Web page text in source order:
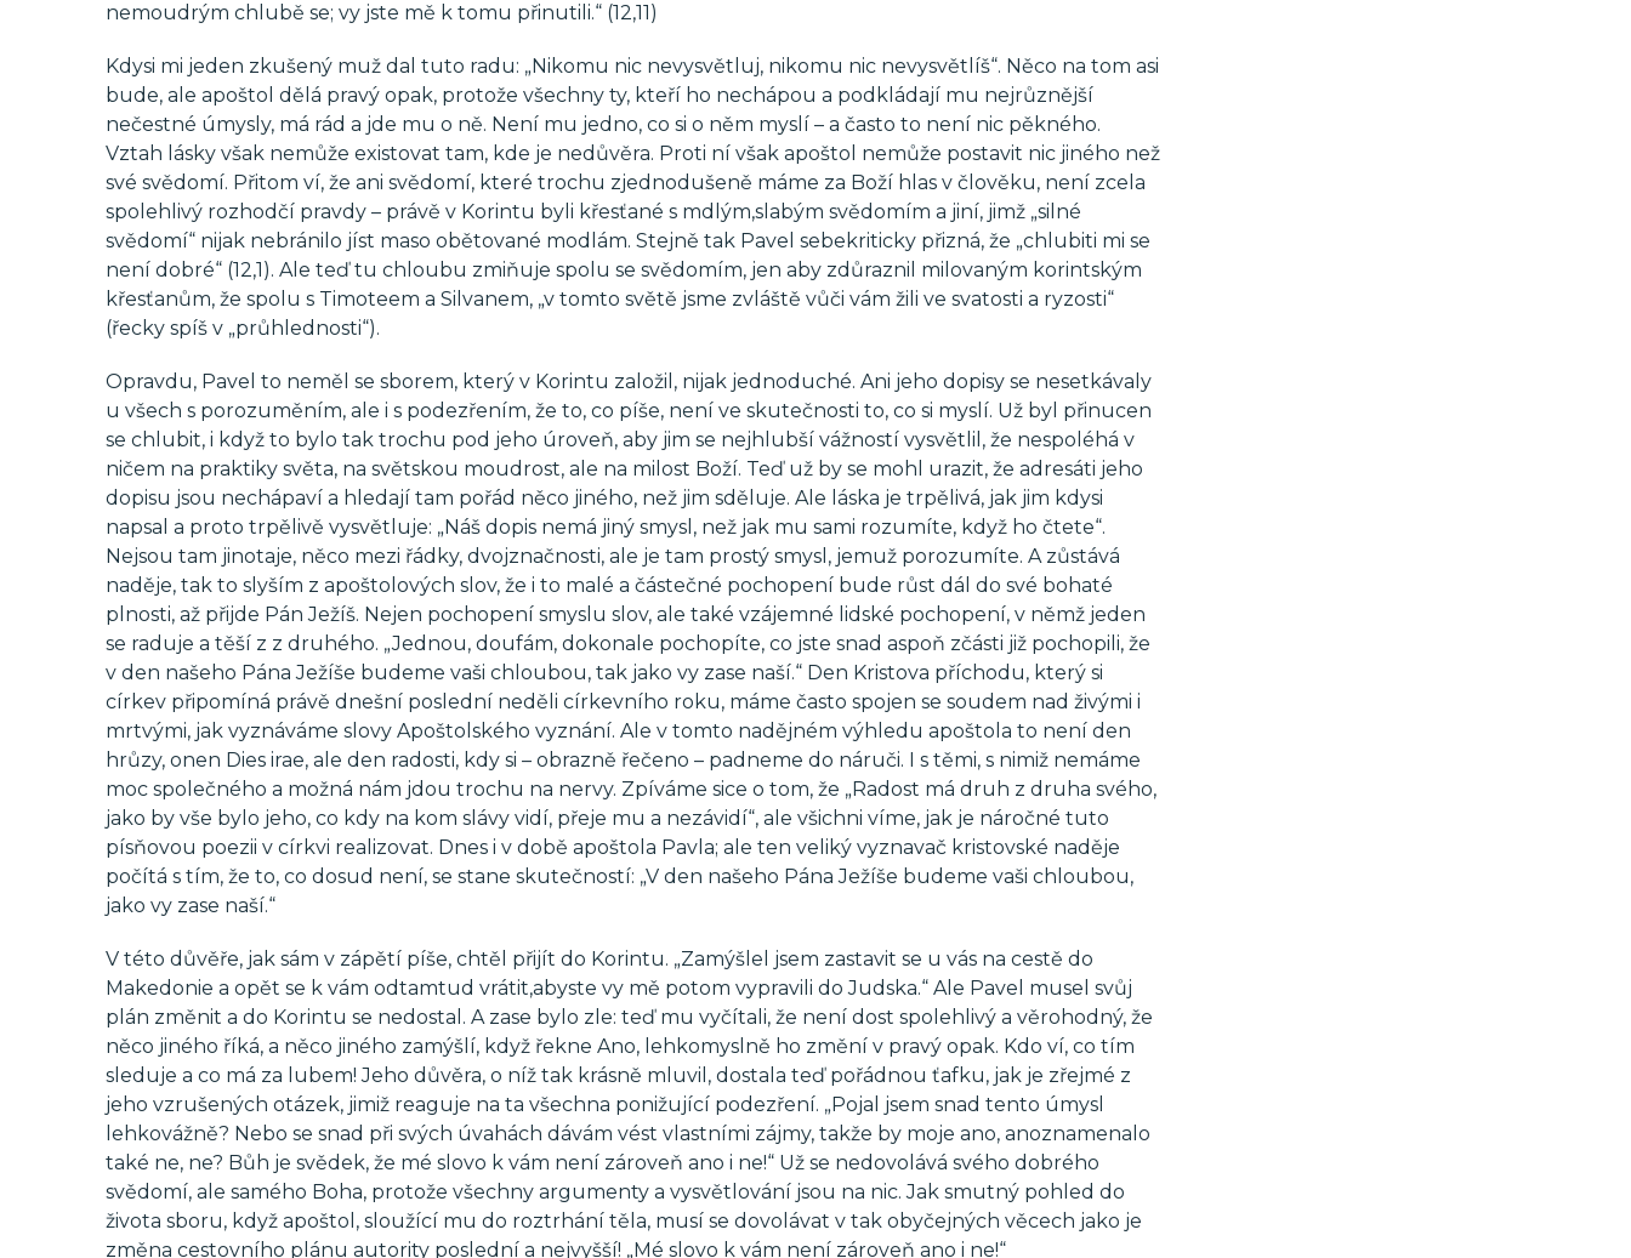
nemoudrým chlubě se; vy jste mě k tomu přinutili.“ (12,11)
Kdysi mi jeden zkušený muž dal tuto radu: „Nikomu nic nevysvětluj, nikomu nic nevysvětlíš“. Něco na tom asi
bude, ale apoštol dělá pravý opak, protože všechny ty, kteří ho nechápou a podkládají mu nejrůznější
nečestné úmysly, má rád a jde mu o ně. Není mu jedno, co si o něm myslí – a často to není nic pěkného.
Vztah lásky však nemůže existovat tam, kde je nedůvěra. Proti ní však apoštol nemůže postavit nic jiného než
své svědomí. Přitom ví, že ani svědomí, které trochu zjednodušeně máme za Boží hlas v člověku, není zcela
spolehlivý rozhodčí pravdy – právě v Korintu byli křesťané s mdlým,slabým svědomím a jiní, jimž „silné
svědomí“ nijak nebránilo jíst maso obětované modlám. Stejně tak Pavel sebekriticky přizná, že „chlubiti mi se
není dobré“ (12,1). Ale teď tu chloubu zmiňuje spolu se svědomím, jen aby zdůraznil milovaným korintským
křesťanům, že spolu s Timoteem a Silvanem, „v tomto světě jsme zvláště vůči vám žili ve svatosti a ryzosti“
(řecky spíš v „průhlednosti“).
Opravdu, Pavel to neměl se sborem, který v Korintu založil, nijak jednoduché. Ani jeho dopisy se nesetkávaly
u všech s porozuměním, ale i s podezřením, že to, co píše, není ve skutečnosti to, co si myslí. Už byl přinucen
se chlubit, i když to bylo tak trochu pod jeho úroveň, aby jim se nejhlubší vážností vysvětlil, že nespoléhá v
ničem na praktiky světa, na světskou moudrost, ale na milost Boží. Teď už by se mohl urazit, že adresáti jeho
dopisu jsou nechápaví a hledají tam pořád něco jiného, než jim sděluje. Ale láska je trpělivá, jak jim kdysi
napsal a proto trpělivě vysvětluje: „Náš dopis nemá jiný smysl, než jak mu sami rozumíte, když ho čtete“.
Nejsou tam jinotaje, něco mezi řádky, dvojznačnosti, ale je tam prostý smysl, jemuž porozumíte. A zůstává
naděje, tak to slyším z apoštolových slov, že i to malé a částečné pochopení bude růst dál do své bohaté
plnosti, až přijde Pán Ježíš. Nejen pochopení smyslu slov, ale také vzájemné lidské pochopení, v němž jeden
se raduje a těší z z druhého. „Jednou, doufám, dokonale pochopíte, co jste snad aspoň zčásti již pochopili, že
v den našeho Pána Ježíše budeme vaši chloubou, tak jako vy zase naší.“ Den Kristova příchodu, který si
církev připomíná právě dnešní poslední neděli církevního roku, máme často spojen se soudem nad živými i
mrtvými, jak vyznáváme slovy Apoštolského vyznání. Ale v tomto nadějném výhledu apoštola to není den
hrůzy, onen Dies irae, ale den radosti, kdy si – obrazně řečeno – padneme do náruči. I s těmi, s nimiž nemáme
moc společného a možná nám jdou trochu na nervy. Zpíváme sice o tom, že „Radost má druh z druha svého,
jako by vše bylo jeho, co kdy na kom slávy vidí, přeje mu a nezávidí“, ale všichni víme, jak je náročné tuto
písňovou poezii v církvi realizovat. Dnes i v době apoštola Pavla; ale ten veliký vyznavač kristovské naděje
počítá s tím, že to, co dosud není, se stane skutečností: „V den našeho Pána Ježíše budeme vaši chloubou,
jako vy zase naší.“
V této důvěře, jak sám v zápětí píše, chtěl přijít do Korintu. „Zamýšlel jsem zastavit se u vás na cestě do
Makedonie a opět se k vám odtamtud vrátit,abyste vy mě potom vypravili do Judska.“ Ale Pavel musel svůj
plán změnit a do Korintu se nedostal. A zase bylo zle: teď mu vyčítali, že není dost spolehlivý a věrohodný, že
něco jiného říká, a něco jiného zamýšlí, když řekne Ano, lehkomyslně ho změní v pravý opak. Kdo ví, co tím
sleduje a co má za lubem! Jeho důvěra, o níž tak krásně mluvil, dostala teď pořádnou ťafku, jak je zřejmé z
jeho vzrušených otázek, jimiž reaguje na ta všechna ponižující podezření. „Pojal jsem snad tento úmysl
lehkovážně? Nebo se snad při svých úvahách dávám vést vlastními zájmy, takže by moje ano, anoznamenalo
také ne, ne? Bůh je svědek, že mé slovo k vám není zároveň ano i ne!“ Už se nedovolává svého dobrého
svědomí, ale samého Boha, protože všechny argumenty a vysvětlování jsou na nic. Jak smutný pohled do
života sboru, když apoštol, sloužící mu do roztrhání těla, musí se dovolávat v tak obyčejných věcech jako je
změna cestovního plánu autority poslední a nejvyšší! „Mé slovo k vám není zároveň ano i ne!“